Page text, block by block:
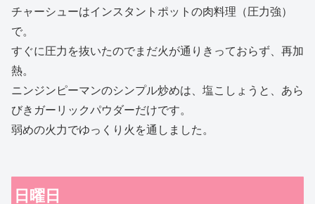
チャーシューはインスタントポットの肉料理（圧力強）
で。
すぐに圧力を抜いたのでまだ火が通りきっておらず、再加
熱。
ニンジンピーマンのシンプル炒めは、塩こしょうと、あら
びきガーリックパウダーだけです。
弱めの火力でゆっくり火を通しました。
日曜日